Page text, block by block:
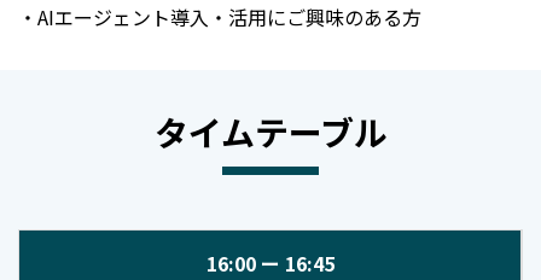
・AIエージェント導入・活用にご興味のある方
タイムテーブル
16:00 16:45